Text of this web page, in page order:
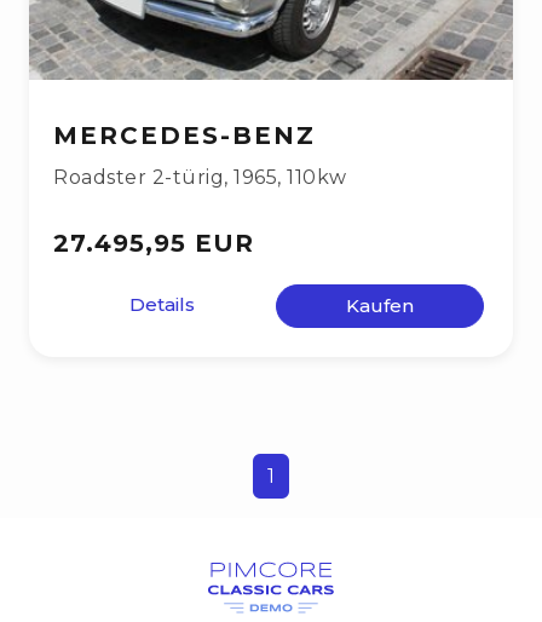
MERCEDES-BENZ
Roadster 2-türig, 1965, 110kw
27.495,95 EUR
Details Kaufen
1